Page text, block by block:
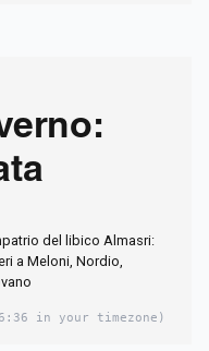
del libico Almasri:
a Meloni, Nordio,
in your timezone)